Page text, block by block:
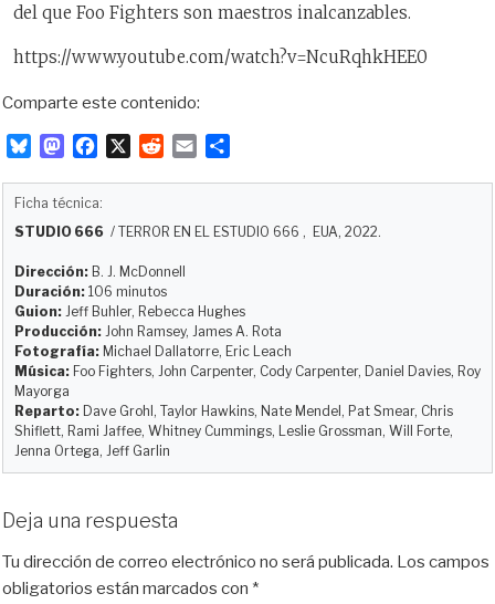
del que Foo Fighters son maestros inalcanzables.
https://www.youtube.com/watch?v=NcuRqhkHEE0
Comparte este contenido:
u
s
k
y
M
o
d
o
n
b
o
o
k
X
i
t
l
a
i
r
Ficha técnica:
STUDIO 666 / TERROR EN EL ESTUDIO 666 , EUA, 2022.
Dirección: B. J. McDonnell
Duración: 106 minutos
Guion: Jeff Buhler, Rebecca Hughes
Producción: John Ramsey, James A. Rota
Fotografía: Michael Dallatorre, Eric Leach
Música: Foo Fighters, John Carpenter, Cody Carpenter, Daniel Davies, Roy
Mayorga
Reparto: Dave Grohl, Taylor Hawkins, Nate Mendel, Pat Smear, Chris
Shiflett, Rami Jaffee, Whitney Cummings, Leslie Grossman, Will Forte,
Jenna Ortega, Jeff Garlin
Deja una respuesta
Tu dirección de correo electrónico no será publicada. Los campos
obligatorios están marcados con *